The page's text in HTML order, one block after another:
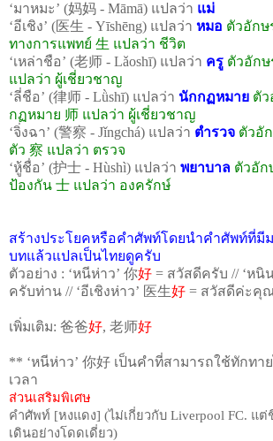
‘มาหมะ’ (妈妈 - Māmā) แปลว่า แม่
‘อีเชิง’ (医生 - Yīshēng) แปลว่า หมอ ตัวอักษ
ทางการแพทย์ 生 แปลว่า ชีวิต
‘เหล่าชือ’ (老师 - Lǎoshī) แปลว่า ครู ตัวอักษ
แปลว่า ผู้เชี่ยวชาญ
‘ลี่ชือ’ (律师 - Lǜshī) แปลว่า นักกฏหมาย ตัว
กฏหมาย 师 แปลว่า ผู้เชี่ยวชาญ
‘จิ่งฉา’ (警察 - Jǐngchá) แปลว่า ตำรวจ ตัวอั
ตัว 察 แปลว่า ตรวจ
‘หู้ชื่อ’ (护士 - Hùshì) แปลว่า พยาบาล ตัวอัก
ป้องกัน 士 แปลว่า องครักษ์
สร้างประโยคหรือคำศัพท์โดยนำคำศัพท์ที่มี
บทแล้วแปลเป็นไทยดูครับ
ตัวอย่าง : ‘หนีห่าว’ 你好 = สวัสดีครับ // ‘หนิ
ครับท่าน // ‘อีเชิงห่าว’ 医生好 = สวัสดีค่ะคุ
เพิ่มเติม: 爸爸好, 老师好
** ‘หนีห่าว’ 你好 เป็นคำที่สามารถใช้ทักทา
เวลา
ส่วนเสริมพิเศษ
คำศัพท์ [หงแดง] (ไม่เกี่ยวกับ Liverpool FC. แต่
เดินอย่างโดดเดี่ยว)